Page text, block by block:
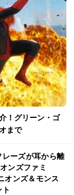
！グリーン・ゴ
まで
レーズが耳から離
ンズファミ
オンズ＆モンス